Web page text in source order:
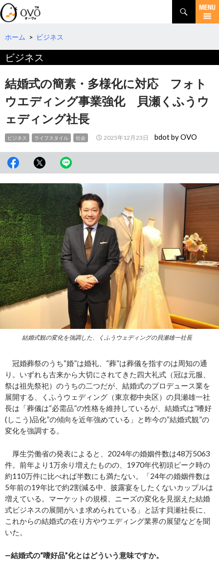
検
索
コ
テ
へ
動
ホーム > ビジネス
ビジネス
結婚式の簡素・多様化に対応 フォト
ウエディング事業強化 貝瀬くふうウ
ェディング社長
ビジネス ライフスタイル 社会 2025年12月23日 bdot by OVO
結婚式観の変化を強調した、くふうウェディングの貝瀬雄一社長
冠婚葬祭のうち“婚”は婚礼、“葬”は葬儀を指すのは周知の通
り。いずれも古来から大切にされてきた四大礼式（冠は元服、
祭は祖先祭祀）のうちの二つだが、結婚式のプロデュース業を
展開する、くふうウェディング（東京都中央区）の貝瀬雄一社
長は「葬儀は“必需品”の性格を維持しているが、結婚式は”嗜好
(しこう)品化”の傾向を近年強めている」と昨今の“結婚式観”の
変化を強調する。
厚生労働省の発表によると、2024年の婚姻件数は48万5063
件。前年より1万余り増えたものの、1970年代初頭ピーク時の
約110万件に比べれば半数にも満たない。「24年の婚姻件数は
5年前の19年比で約2割減る中、披露宴をしたくないカップルは
増えている。マーケットの規模、ニーズの変化を見据えた結婚
式ビジネスの展開がいま求められている」と話す貝瀬社長に、
これからの結婚式の在り方やウエディング業界の展望などを聞
いた。
―結婚式の“嗜好品”化とはどういう意味ですか。